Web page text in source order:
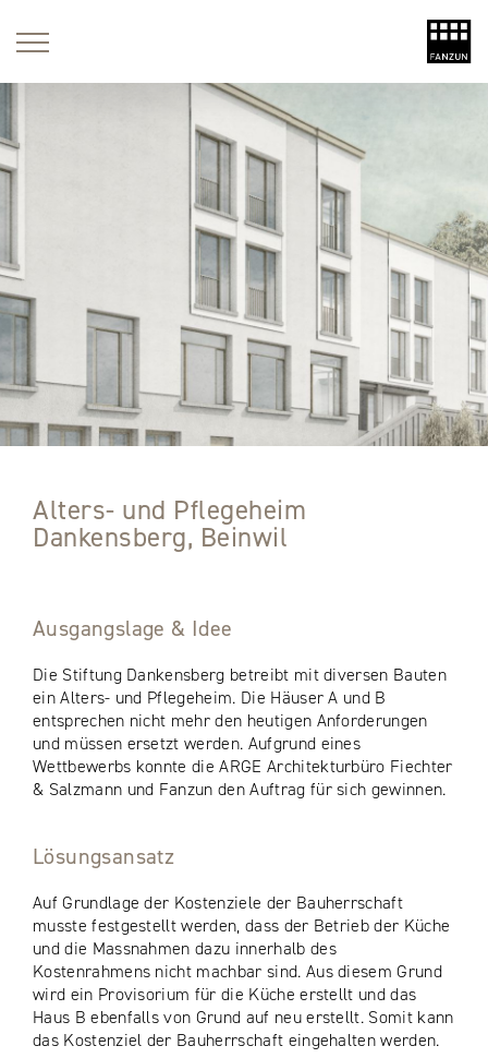
Alters- und Pflegeheim
Dankensberg, Beinwil
Ausgangslage & Idee
Die Stiftung Dankensberg betreibt mit diversen Bauten
ein Alters- und Pflegeheim. Die Häuser A und B
entsprechen nicht mehr den heutigen Anforderungen
und müssen ersetzt werden. Aufgrund eines
Wettbewerbs konnte die ARGE Architekturbüro Fiechter
& Salzmann und Fanzun den Auftrag für sich gewinnen.
Lösungsansatz
Auf Grundlage der Kostenziele der Bauherrschaft
musste festgestellt werden, dass der Betrieb der Küche
und die Massnahmen dazu innerhalb des
Kostenrahmens nicht machbar sind. Aus diesem Grund
wird ein Provisorium für die Küche erstellt und das
Haus B ebenfalls von Grund auf neu erstellt. Somit kann
das Kostenziel der Bauherrschaft eingehalten werden.